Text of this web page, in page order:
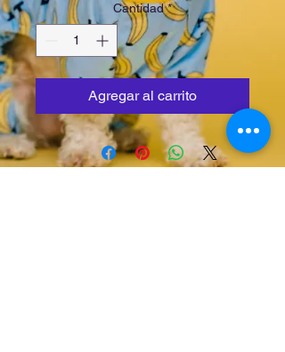
Cantidad *
Agregar al carrito